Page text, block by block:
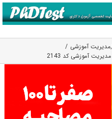
,مدیریت آموزشی